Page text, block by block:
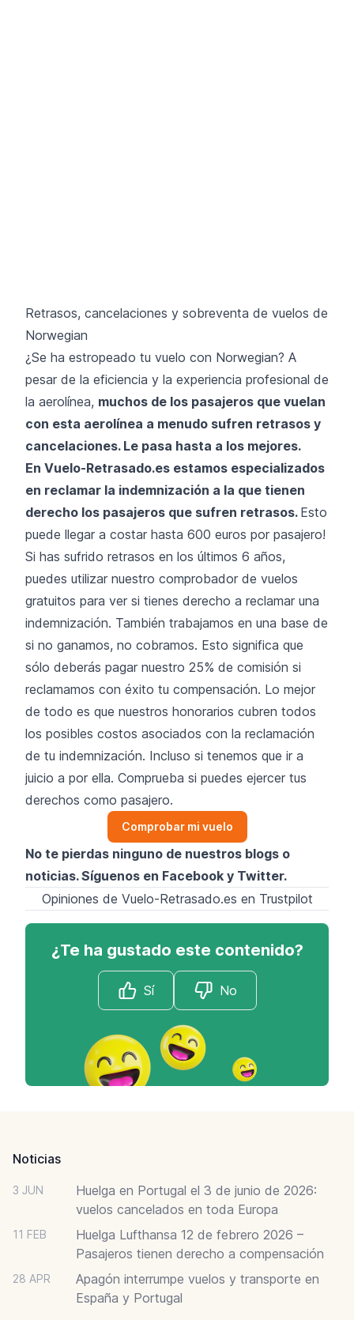
Retrasos, cancelaciones y sobreventa de vuelos de
Norwegian
¿Se ha estropeado tu vuelo con Norwegian? A
pesar de la eficiencia y la experiencia profesional de
la aerolínea, muchos de los pasajeros que vuelan
con esta aerolínea a menudo sufren retrasos y
cancelaciones. Le pasa hasta a los mejores.
En Vuelo-Retrasado.es estamos especializados
en reclamar la indemnización a la que tienen
derecho los pasajeros que sufren retrasos. Esto
puede llegar a costar hasta 600 euros por pasajero!
Si has sufrido retrasos en los últimos 6 años,
puedes utilizar nuestro comprobador de vuelos
gratuitos para ver si tienes derecho a reclamar una
indemnización. También trabajamos en una base de
si no ganamos, no cobramos. Esto significa que
sólo deberás pagar nuestro 25% de comisión si
reclamamos con éxito tu compensación. Lo mejor
de todo es que nuestros honorarios cubren todos
los posibles costos asociados con la reclamación
de tu indemnización. Incluso si tenemos que ir a
juicio a por ella. Comprueba si puedes ejercer tus
derechos como pasajero.
Comprobar mi vuelo
No te pierdas ninguno de nuestros blogs o
noticias. Síguenos en Facebook y Twitter.
Opiniones de Vuelo-Retrasado.es en Trustpilot
¿Te ha gustado este contenido?
Sí No
Noticias
3 JUN
Huelga en Portugal el 3 de junio de 2026:
vuelos cancelados en toda Europa
11 FEB
Huelga Lufthansa 12 de febrero 2026 –
Pasajeros tienen derecho a compensación
28 APR
Apagón interrumpe vuelos y transporte en
España y Portugal